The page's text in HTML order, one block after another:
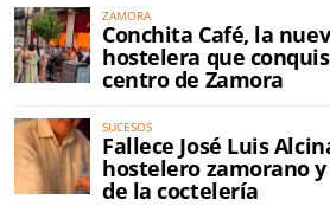
ZAMORA
Conchita Café, la
hostelera que
centro de Zamora
SUCESOS
Fallece José Luis
hostelero zamorano
de la coctelería